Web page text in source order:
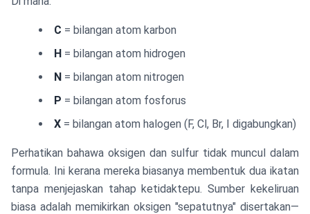
\frac{N}
{2} +
{2} -
\frac{X}
C = bilangan atom karbon
H = bilangan atom hidrogen
N = bilangan atom nitrogen
P = bilangan atom fosforus
X = bilangan atom halogen (F, Cl, Br, I digabungkan)
Perhatikan bahawa oksigen dan sulfur tidak muncul dalam
formula. Ini kerana mereka biasanya membentuk dua ikatan
tanpa menjejaskan tahap ketidaktepu. Sumber kekeliruan
biasa adalah memikirkan oksigen "sepatutnya" disertakan—